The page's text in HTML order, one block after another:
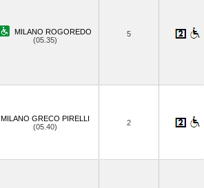
MILANO ROGOREDO
(05.35)
5
MILANO GRECO PIRELLI
(05.40)
2